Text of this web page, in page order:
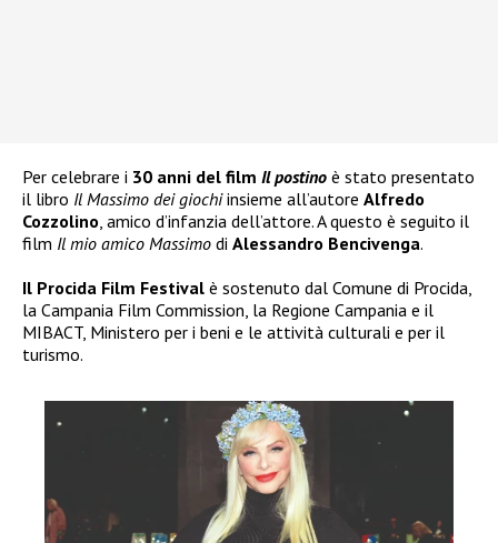
Per celebrare i 30 anni del film Il postino è stato presentato
il libro Il Massimo dei giochiinsieme all’autore Alfredo
Cozzolino, amico d’infanzia dell’attore. A questo è seguito il
film Il mio amico Massimo di Alessandro Bencivenga.
Il Procida Film Festival è sostenuto dal Comune di Procida,
la Campania Film Commission, la Regione Campania e il
MIBACT, Ministero per i beni e le attività culturali e per il
turismo.